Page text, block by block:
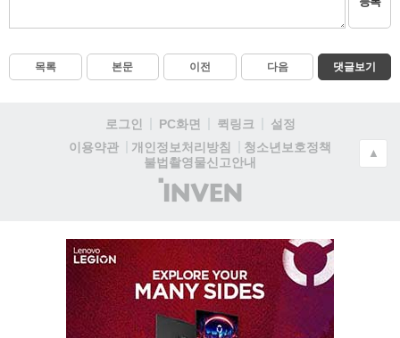
목록 본문 이전 다음 댓글보기
로그인 PC화면 퀵링크
설정
이용약관
개인정보처리방침
청소년보호정책
불법촬영물신고안내
(주)
인
▲